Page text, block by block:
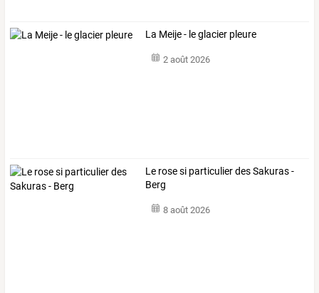
La Meije - le glacier pleure
2 août 2026
Le rose si particulier des Sakuras -
Berg
8 août 2026